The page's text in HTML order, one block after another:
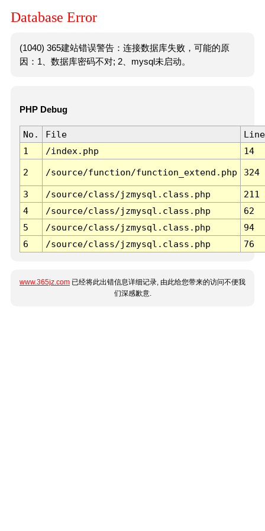
Database Error
(1040) 365建站错误警告：连接数据库失败，可能的原
因：1、数据库密码不对; 2、mysql未启动。
PHP Debug
No. File
Line
1
/index.php 14
2 /source/function/function_extend.php 324
3 /source/class/jzmysql.class.php
211
4
/source/class/jzmysql.class.php
62
5
/source/class/jzmysql.class.php
94
6
/source/class/jzmysql.class.php 76
www.365jz.com 已经将此出错信息详细记录, 由此给您带来的访问不便我
们深感歉意.